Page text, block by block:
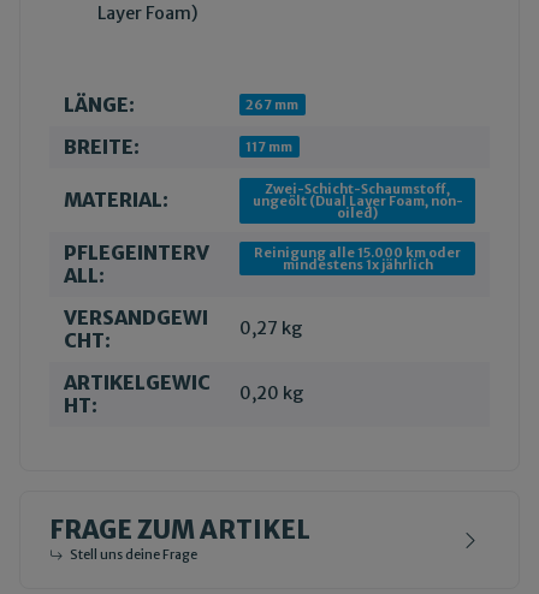
Layer Foam)
Produkteigenschaft
Wert
LÄNGE: 267 mm
BREITE: 117 mm
MATERIAL: Zwei-Schicht-Schaumstoff,
ungeölt (Dual Layer Foam, non-
oiled)
PFLEGEINTERV
ALL:
Reinigung alle 15.000 km oder
mindestens 1x jährlich
VERSANDGEWI
CHT:
0,27 kg
ARTIKELGEWIC
HT:
0,20 kg
FRAGE ZUM ARTIKEL
Stell uns deine Frage